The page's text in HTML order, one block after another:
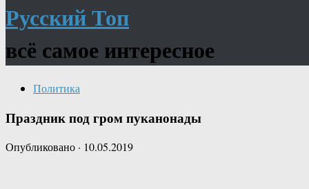
Русский Топ
всё самое интересное
Политика
Праздник под гром пуканонады
Опубликовано · 10.05.2019